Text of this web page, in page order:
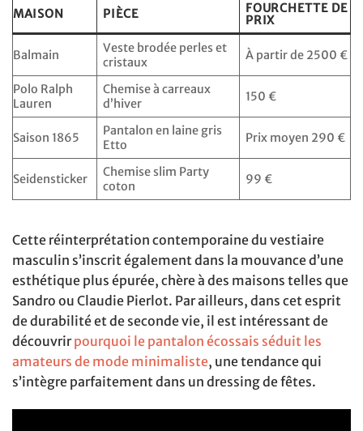
MAISON PIÈCE
FOURCHETTE DE
PRIX
Balmain
Veste brodée perles et
cristaux
À partir de 2500 €
Polo Ralph
Lauren
Chemise à carreaux
d’hiver
150 €
Saison 1865
Pantalon en laine gris
Etto
Prix moyen 290 €
Seidensticker
Chemise slim Party
coton
99 €
Cette réinterprétation contemporaine du vestiaire
masculin s’inscrit également dans la mouvance d’une
esthétique plus épurée, chère à des maisons telles que
Sandro ou Claudie Pierlot. Par ailleurs, dans cet esprit
de durabilité et de seconde vie, il est intéressant de
découvrirpourquoi le pantalon écossais séduit les
amateurs de mode minimaliste, une tendance qui
s’intègre parfaitement dans un dressing de fêtes.